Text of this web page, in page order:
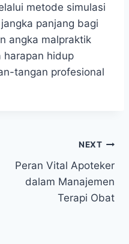
metode simulasi
panjang bagi
angka malpraktik
harapan hidup
tangan profesional
NEXT
Peran Vital Apoteker
dalam Manajemen
Terapi Obat